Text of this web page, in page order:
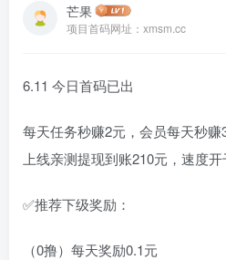
芒果
项目首码网址：xmsm.cc
6.11 今日首码已出
每天任务秒赚2元，会员每天秒
上线亲测提现到账210元，速度开
✅推荐下级奖励：
（0撸）每天奖励0.1元